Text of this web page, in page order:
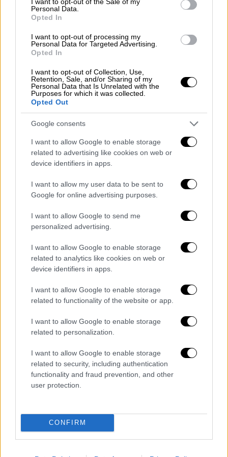
Personal Data.
Opted In
I want to opt-out of processing my
Personal Data for Targeted Advertising.
Opted In
I want to opt-out of Collection, Use,
Retention, Sale, and/or Sharing of my
Personal Data that Is Unrelated with the
Purposes for which it was collected.
Opted Out
Google consents
I want to allow Google to enable storage
related to advertising like cookies on web or
device identifiers in apps.
I want to allow my user data to be sent to
Google for online advertising purposes.
I want to allow Google to send me
personalized advertising.
I want to allow Google to enable storage
related to analytics like cookies on web or
device identifiers in apps.
I want to allow Google to enable storage
related to functionality of the website or app.
I want to allow Google to enable storage
related to personalization.
I want to allow Google to enable storage
related to security, including authentication
functionality and fraud prevention, and other
user protection.
CONFIRM
Άμεσα ξεκίνησε διαδικασία απολύμανσης η
Δευτέρα. Ωστόσο, η μεγάλη πισίνα δεν είναι
βέβαιο πότε θα παραδοθεί προς χρήση.
«Το ζητούμενο είναι να παραδοθεί η πισίνα
χωρίς πρόβλημα και ανασφάλεια για τους
κολυμβητές», τόνισε ο κ.
Ο λόγος της απότομης ανάπτυξης του
σταφυλόκοκκου
Δημοτικό Κολυμβητήριο Τρικάλων
.gr, λειτουργεί με
τεράστια επιβάρυνση υποδεχόμενο
καθημερινά τα μέλη των αθλητικών
συλλόγων και πολίτες κάθε ηλικίας από
κάθε γωνιά του νομού, μιας και είναι το μόνο
σε όλη την περιφερειακή ενότητα.
Την ίδια ώρα, παρουσιάζει ελλείψεις, όπως
για παράδειγμα αυτή του χλωροποιητή, με
την κρίσιμη διαδικασία της χλωρίωσης να
γίνεται μερικώς «με το χέρι». Ερωτώμενος
για το εάν αυτό συντέλεσε στην τόσο
απότομη ανάπτυξη του σταφυλόκοκκου ο κ.
απέκλεισε.
Σημειώνεται πως πάρα πολλά παιδιά,
μαθητές και μαθήτριες των αθλητικών
του περιστατικού.